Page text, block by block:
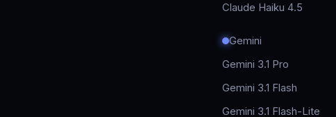
Claude Haiku 4.5
Gemini
Gemini 3.1 Pro
Gemini 3.1 Flash
Gemini 3.1 Flash-Lite